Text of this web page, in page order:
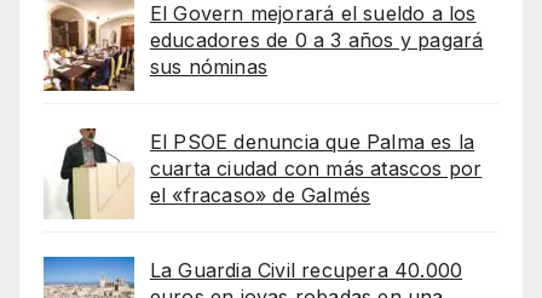
El Govern mejorará el sueldo a los
educadores de 0 a 3 años y pagará
sus nóminas
El PSOE denuncia que Palma es la
cuarta ciudad con más atascos por
el «fracaso» de Galmés
La Guardia Civil recupera 40.000